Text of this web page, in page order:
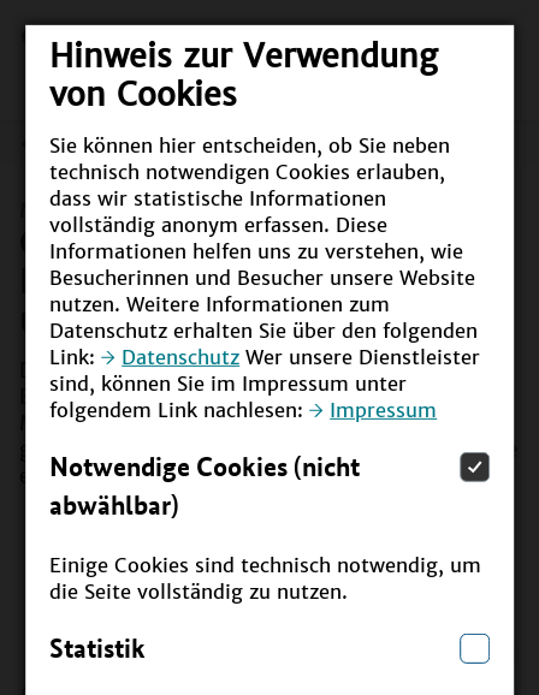
Hinweis zur Verwendung
von Cookies
Sie können hier entscheiden, ob Sie neben
technisch notwendigen Cookies erlauben,
dass wir statistische Informationen
vollständig anonym erfassen. Diese
Informationen helfen uns zu verstehen, wie
Besucherinnen und Besucher unsere Website
nutzen. Weitere Informationen zum
Datenschutz erhalten Sie über den folgenden
Link:
Datenschutz Wer unsere Dienstleister
sind, können Sie im Impressum unter
folgendem Link nachlesen:
Impressum
Notwendige Cookies (nicht
abwählbar)
Einige Cookies sind technisch notwendig, um
die Seite vollständig zu nutzen.
Statistik
Meldungen
Online-BNE-Weiterbildung
BNEhoch3: Infoveranstaltung
und gemeinsame Kursrunde
Meldung vom 18.06.2024
Der Selbstlernkurs BNEhoch3 ist eine kostenlose
BNE-Weiterbildung für Multiplikatorinnen und
Multiplikatoren. Zum Kennenlernen des Angebots
gibt es nun verschiedene Infoveranstaltungen sowie
einen gemeinsamen Kursstart.